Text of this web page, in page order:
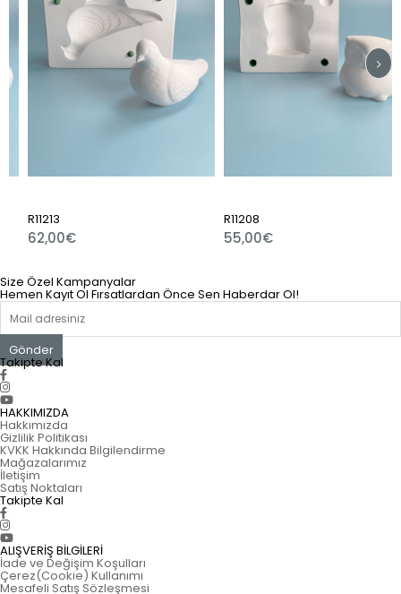
R11213
62,00€
R11208
55,00€
Size Özel Kampanyalar
Hemen Kayıt Ol Fırsatlardan Önce Sen Haberdar Ol!
Gönder
Takipte Kal
HAKKIMIZDA
Hakkımızda
Gizlilik Politikası
KVKK Hakkında Bilgilendirme
Mağazalarımız
İletişim
Satış Noktaları
Takipte Kal
ALIŞVERİŞ BİLGİLERİ
İade ve Değişim Koşulları
Çerez(Cookie) Kullanımı
Mesafeli Satış Sözleşmesi